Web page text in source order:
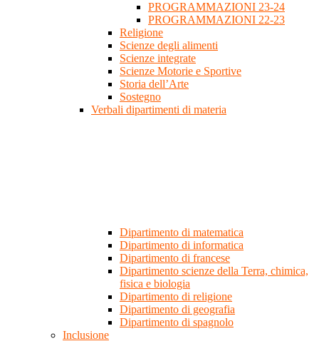
PROGRAMMAZIONI 23-24
PROGRAMMAZIONI 22-23
Religione
Scienze degli alimenti
Scienze integrate
Scienze Motorie e Sportive
Storia dell’Arte
Sostegno
Verbali dipartimenti di materia
Dipartimento di matematica
Dipartimento di informatica
Dipartimento di francese
Dipartimento scienze della Terra, chimica,
fisica e biologia
Dipartimento di religione
Dipartimento di geografia
Dipartimento di spagnolo
Inclusione